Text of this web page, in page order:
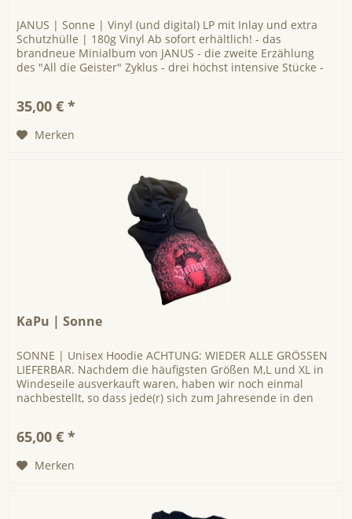
JANUS | Sonne | Vinyl (und digital) LP mit Inlay und extra
Schutzhülle | 180g Vinyl Ab sofort erhältlich! - das
brandneue Minialbum von JANUS - die zweite Erzählung
des "All die Geister" Zyklus - drei höchst intensive Stücke -
35,00 € *
Merken
KaPu | Sonne
SONNE | Unisex Hoodie ACHTUNG: WIEDER ALLE GRÖSSEN
LIEFERBAR. Nachdem die häufigsten Größen M,L und XL in
Windeseile ausverkauft waren, haben wir noch einmal
nachbestellt, so dass jede(r) sich zum Jahresende in den
65,00 € *
Merken